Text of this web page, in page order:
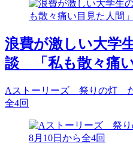
浪費が激しい大学
談 「私も散々痛い
Aストーリーズ 祭りの灯
全4回